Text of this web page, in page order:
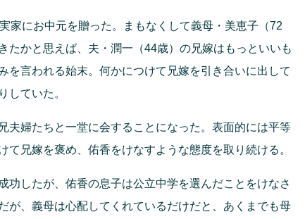
家にお中元を贈った。まもなくして義母・美恵子（72
たかと思えば、夫・潤一（44歳）の兄嫁はもっといいも
を言われる始末。何かにつけて兄嫁を引き合いに出して
していた。
夫婦たちと一堂に会することになった。表面的には平等
て兄嫁を褒め、佑香をけなすような態度を取り続ける。
功したが、佑香の息子は公立中学を選んだことをけなさ
が、義母は心配してくれているだけだと、あくまでも母